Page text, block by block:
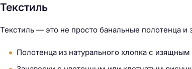
Текстиль
Текстиль — это не просто банальные полотенца
Полотенца из натурального хлопка с